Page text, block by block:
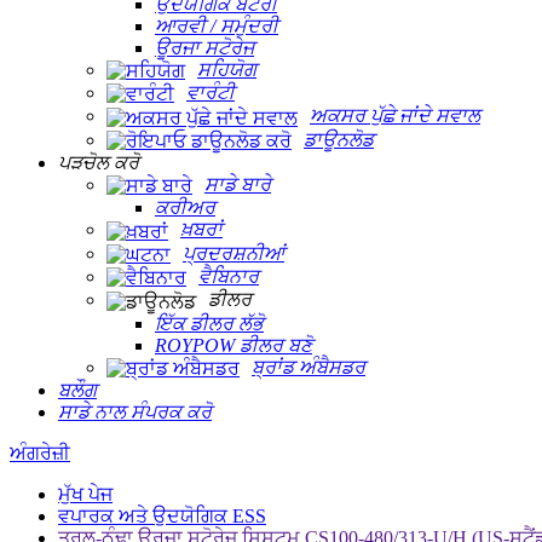
ਆਰਵੀ / ਸਮੁੰਦਰੀ
ਊਰਜਾ ਸਟੋਰੇਜ
ਸਹਿਯੋਗ
ਵਾਰੰਟੀ
ਅਕਸਰ ਪੁੱਛੇ ਜਾਂਦੇ ਸਵਾਲ
ਡਾਊਨਲੋਡ
ਪੜਚੋਲ ਕਰੋ
ਸਾਡੇ ਬਾਰੇ
ਕਰੀਅਰ
ਖ਼ਬਰਾਂ
ਪ੍ਰਦਰਸ਼ਨੀਆਂ
ਵੈਬਿਨਾਰ
ਡੀਲਰ
ਇੱਕ ਡੀਲਰ ਲੱਭੋ
ROYPOW ਡੀਲਰ ਬਣੋ
ਬ੍ਰਾਂਡ ਅੰਬੈਸਡਰ
ਬਲੌਗ
ਸਾਡੇ ਨਾਲ ਸੰਪਰਕ ਕਰੋ
ਅੰਗਰੇਜ਼ੀ
ਮੁੱਖ ਪੇਜ
ਵਪਾਰਕ ਅਤੇ ਉਦਯੋਗਿਕ ESS
ਤਰਲ-ਠੰਢਾ ਊਰਜਾ ਸਟੋਰੇਜ ਸਿਸਟਮ CS100-480/313-U/H (US-